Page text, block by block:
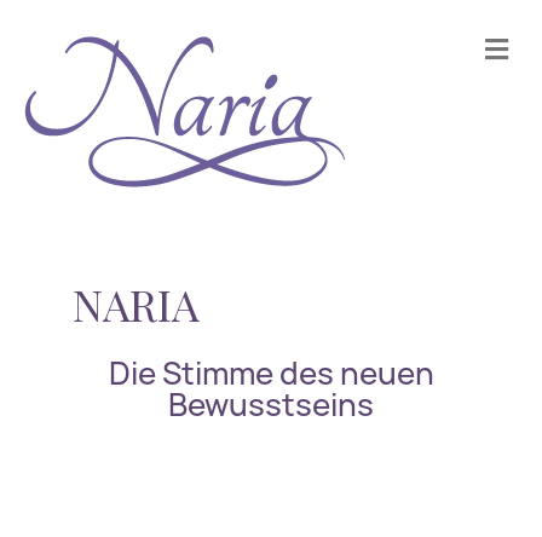
NARIA
Die Stimme des neuen
Bewusstseins